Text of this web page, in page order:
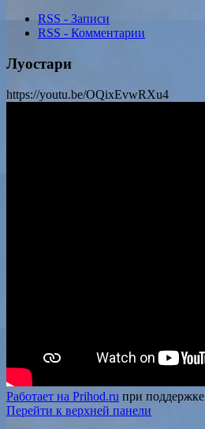
RSS - Записи
RSS - Комментарии
Луостари
https://youtu.be/OQixEvwRXu4
Работает на Prihod.ru при поддержке
Перейти к верхней панели